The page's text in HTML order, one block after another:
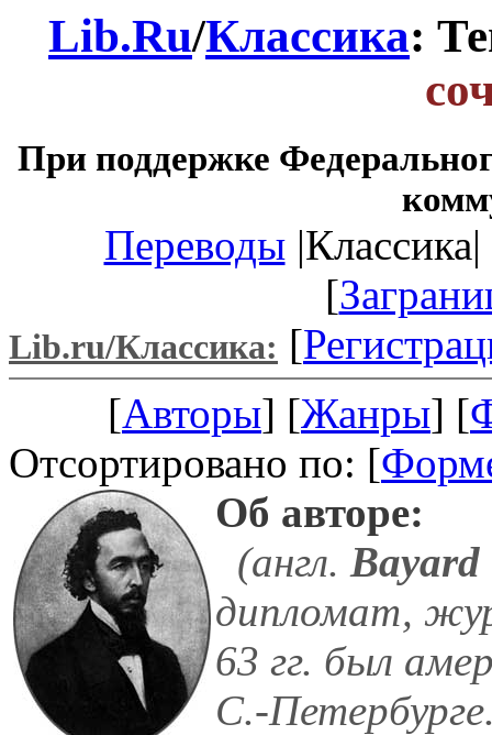
Lib.Ru/Классика:
При поддержке
Переводы
[
Lib.ru/Классика: [
[Авторы] [Жанры] [
Отсортировано по: [
Об авторе:
(англ. Bayard
дипломат,
63 гг. был
С.-